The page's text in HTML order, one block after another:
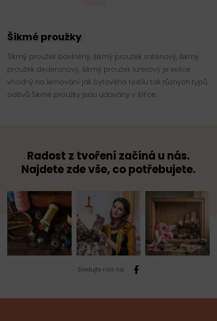
Šikmé proužky
Šikmý proužek bavlněný, šikmý proužek saténový, šikmý
proužek dederonový, šikmý proužek lurexový je velice
vhodný na lemování jak bytového textilu tak různých typů
oděvů Šikmé proužky jsou udávány v šířce.
Radost z tvoření začíná u nás.
Najdete zde vše, co potřebujete.
Sledujte nás na